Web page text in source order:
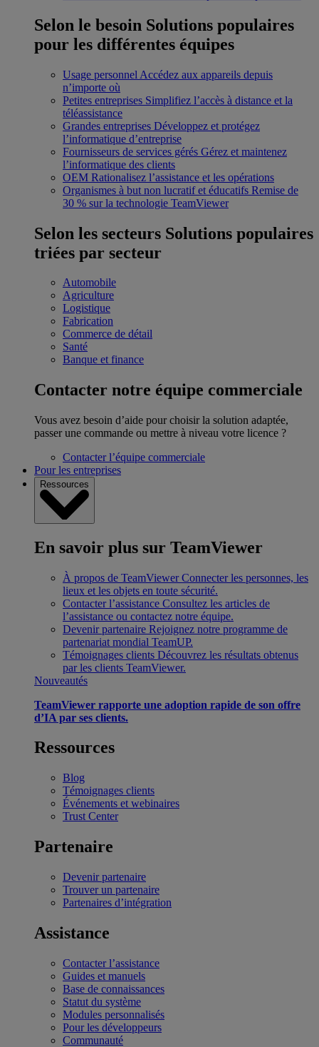
Selon le besoin Solutions populaires
pour les différentes équipes
Usage personnel Accédez aux appareils depuis
n’importe où
Petites entreprises Simplifiez l’accès à distance et la
téléassistance
Grandes entreprises Développez et protégez
l’informatique d’entreprise
Fournisseurs de services gérés Gérez et maintenez
l’informatique des clients
OEM Rationalisez l’assistance et les opérations
Organismes à but non lucratif et éducatifs Remise de
30 % sur la technologie TeamViewer
Selon les secteurs Solutions populaires
triées par secteur
Automobile
Agriculture
Logistique
Fabrication
Commerce de détail
Santé
Banque et finance
Contacter notre équipe commerciale
Vous avez besoin d’aide pour choisir la solution adaptée,
passer une commande ou mettre à niveau votre licence ?
Contacter l’équipe commerciale
Pour les entreprises
Ressources
En savoir plus sur TeamViewer
À propos de TeamViewer Connecter les personnes, les
lieux et les objets en toute sécurité.
Contacter l’assistance Consultez les articles de
l’assistance ou contactez notre équipe.
Devenir partenaire Rejoignez notre programme de
partenariat mondial TeamUP.
Témoignages clients Découvrez les résultats obtenus
par les clients TeamViewer.
Nouveautés
TeamViewer rapporte une adoption rapide de son offre
d’IA par ses clients.
Ressources
Blog
Témoignages clients
Événements et webinaires
Trust Center
Partenaire
Devenir partenaire
Trouver un partenaire
Partenaires d’intégration
Assistance
Contacter l’assistance
Guides et manuels
Base de connaissances
Statut du système
Modules personnalisés
Pour les développeurs
Communauté